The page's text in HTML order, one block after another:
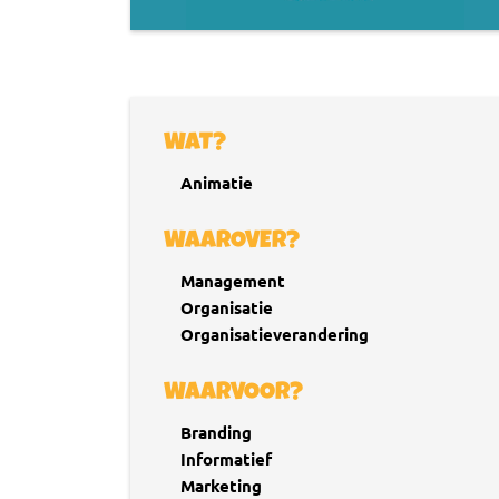
WAT?
Animatie
WAAROVER?
Management
Organisatie
Organisatieverandering
WAARVOOR?
Branding
Informatief
Marketing